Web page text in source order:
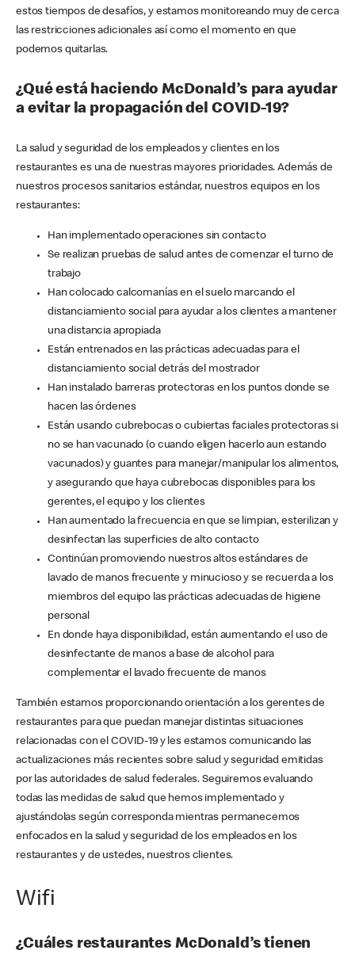
estos tiempos de desafíos, y estamos monitoreando muy de cerca
las restricciones adicionales así como el momento en que
podemos quitarlas.
¿Qué está haciendo McDonald’s para ayudar
a evitar la propagación del COVID-19?
La salud y seguridad de los empleados y clientes en los
restaurantes es una de nuestras mayores prioridades. Además de
nuestros procesos sanitarios estándar, nuestros equipos en los
restaurantes:
Han implementado operaciones sin contacto
Se realizan pruebas de salud antes de comenzar el turno de
trabajo
Han colocado calcomanías en el suelo marcando el
distanciamiento social para ayudar a los clientes a mantener
una distancia apropiada
Están entrenados en las prácticas adecuadas para el
distanciamiento social detrás del mostrador
Han instalado barreras protectoras en los puntos donde se
hacen las órdenes
Están usando cubrebocas o cubiertas faciales protectoras si
no se han vacunado (o cuando eligen hacerlo aun estando
vacunados) y guantes para manejar/manipular los alimentos,
y asegurando que haya cubrebocas disponibles para los
gerentes, el equipo y los clientes
Han aumentado la frecuencia en que se limpian, esterilizan y
desinfectan las superficies de alto contacto
Continúan promoviendo nuestros altos estándares de
lavado de manos frecuente y minucioso y se recuerda a los
miembros del equipo las prácticas adecuadas de higiene
personal
En donde haya disponibilidad, están aumentando el uso de
desinfectante de manos a base de alcohol para
complementar el lavado frecuente de manos
También estamos proporcionando orientación a los gerentes de
restaurantes para que puedan manejar distintas situaciones
relacionadas con el COVID-19 y les estamos comunicando las
actualizaciones más recientes sobre salud y seguridad emitidas
por las autoridades de salud federales. Seguiremos evaluando
todas las medidas de salud que hemos implementado y
ajustándolas según corresponda mientras permanecemos
enfocados en la salud y seguridad de los empleados en los
restaurantes y de ustedes, nuestros clientes.
Wifi
¿Cuáles restaurantes McDonald’s tienen